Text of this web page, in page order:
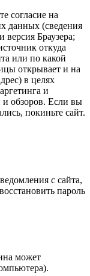
согласие на
данных (сведения
Браузера;
откуда
или по какой
открывает и на
в целях
и
и обзоров. Если вы
покиньте сайт.
с сайта,
пароль
может